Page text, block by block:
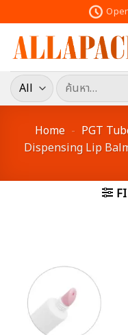
to
content
ค้นหา:
Home - PGT
Dispensing Lip